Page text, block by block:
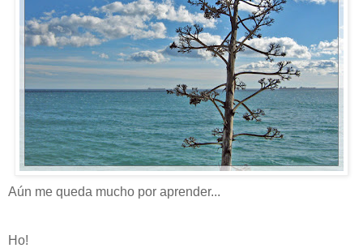
Aún me queda mucho por aprender...
Ho!